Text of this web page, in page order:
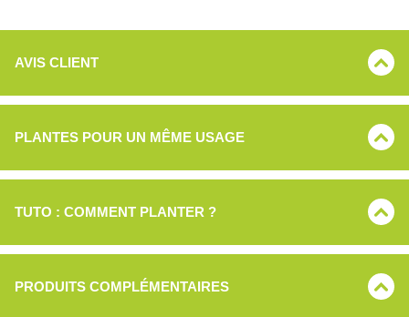
AVIS CLIENT
PLANTES POUR UN MÊME USAGE
TUTO : COMMENT PLANTER ?
PRODUITS COMPLÉMENTAIRES